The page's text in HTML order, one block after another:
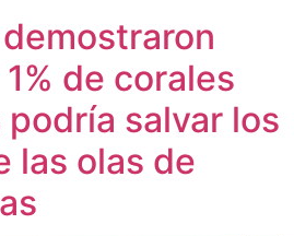
de corales
salvar los
las olas de